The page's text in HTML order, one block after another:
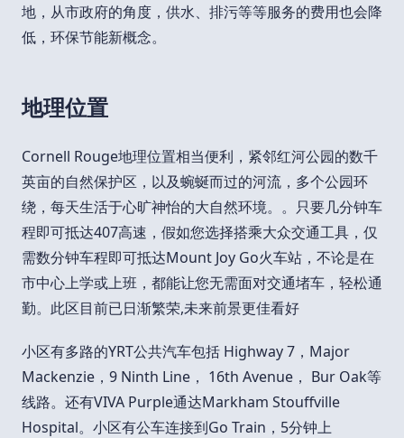
地，从市政府的角度，供水、排污等等服务的费用也会降
低，环保节能新概念。
地理位置
Cornell Rouge地理位置相当便利，紧邻红河公园的数千
英亩的自然保护区，以及蜿蜒而过的河流，多个公园环
绕，每天生活于心旷神怡的大自然环境。。只要几分钟车
程即可抵达407高速，假如您选择搭乘大众交通工具，仅
需数分钟车程即可抵达Mount Joy Go火车站，不论是在
市中心上学或上班，都能让您无需面对交通堵车，轻松通
勤。此区目前已日渐繁荣,未来前景更佳看好
小区有多路的YRT公共汽车包括 Highway 7，Major
Mackenzie，9 Ninth Line， 16th Avenue， Bur Oak等
线路。还有VIVA Purple通达Markham Stouffville
Hospital。小区有公车连接到Go Train，5分钟上